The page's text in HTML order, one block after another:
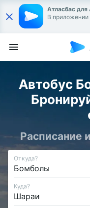
Атласбас для
В приложении
Автобус
Расписание
Откуда?
Куда?